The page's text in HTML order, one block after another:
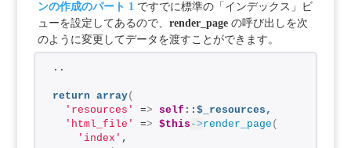
ンの作成のパート 1ですでに標準の「インデックス」ビ
ューを設定してあるので、 render_pageの呼び出しを次
のように変更してデータを渡すことができます。
..
return array(
'resources'
=> self :: $_resources,
'html_file'
=> $this ->render_page (
'index' ,